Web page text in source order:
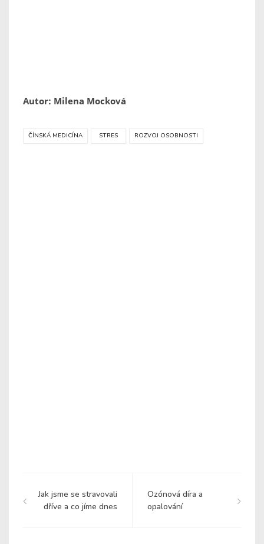
Autor: Milena Mocková
ČÍNSKÁ MEDICÍNA STRES ROZVOJ OSOBNOSTI
Jak jsme se stravovali
dříve a co jíme dnes
Ozónová díra a
opalování